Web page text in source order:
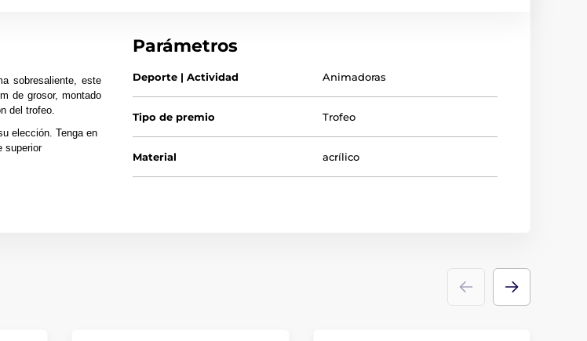
sobresaliente, este
de grosor, montado
del trofeo.
elección. Tenga en
superior
Parámetros
Deporte | Actividad Animadoras
Tipo de premio Trofeo
Material acrílico